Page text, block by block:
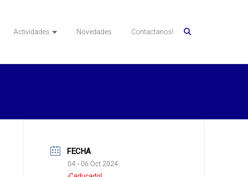
Actividades Novedades Contactanos!
FECHA
04 - 06 Oct 2024